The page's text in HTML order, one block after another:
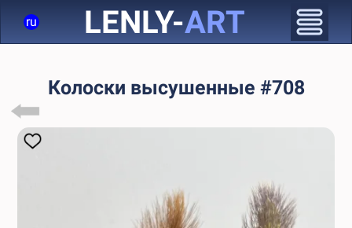
ru LENLY-ART
Колоски высушенные #708